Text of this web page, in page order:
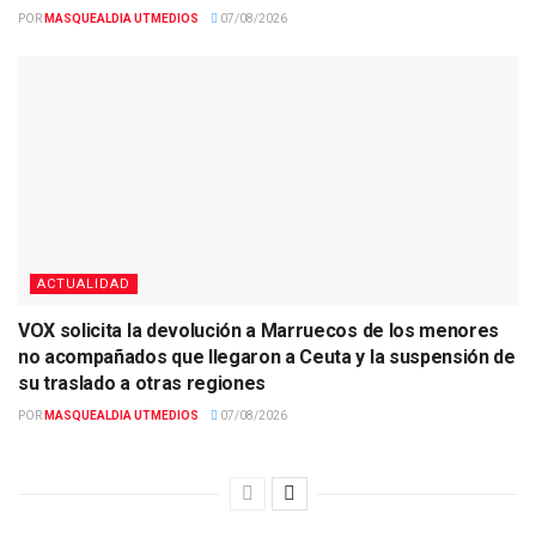
POR MASQUEALDIA UTMEDIOS 07/08/2026
ACTUALIDAD
VOX solicita la devolución a Marruecos de los menores
no acompañados que llegaron a Ceuta y la suspensión de
su traslado a otras regiones
POR MASQUEALDIA UTMEDIOS 07/08/2026